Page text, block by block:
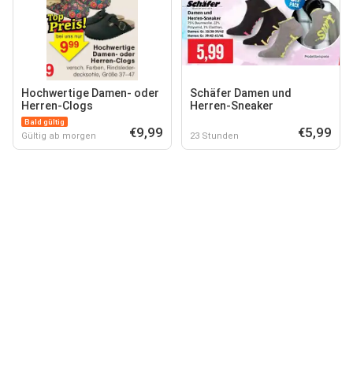
Hochwertige Damen- oder
Herren-Clogs
Bald gültig
Gültig ab morgen €9,99
Schäfer Damen und
Herren-Sneaker
23 Stunden €5,99